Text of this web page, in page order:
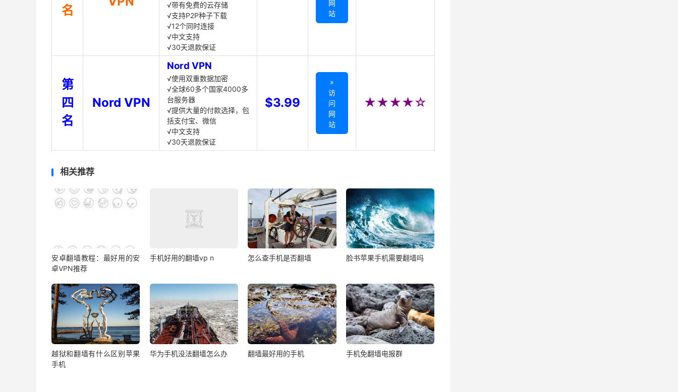
名
√带有免费的云存储
√支持P2P种子下载
√12个同时连接
√中文支持
√30天退款保证
网
站
第
四
名
Nord VPN
Nord VPN
√使用双重数据加密
√全球60多个国家4000多
台服务器
√提供大量的付款选择，包
括支付宝、微信
√中文支持
√30天退款保证
$3.99
»
访
问
网
站
★★★★☆
相关推荐
安卓翻墙教程：最好用的安
卓VPN推荐
手机好用的翻墙vp n 怎么查手机是否翻墙 脸书苹果手机需要翻墙吗
越狱和翻墙有什么区别苹果
手机
华为手机没法翻墙怎么办 翻墙最好用的手机 手机免翻墙电报群